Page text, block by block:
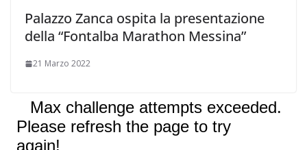
Palazzo Zanca ospita la presentazione
della “Fontalba Marathon Messina”
21 Marzo 2022